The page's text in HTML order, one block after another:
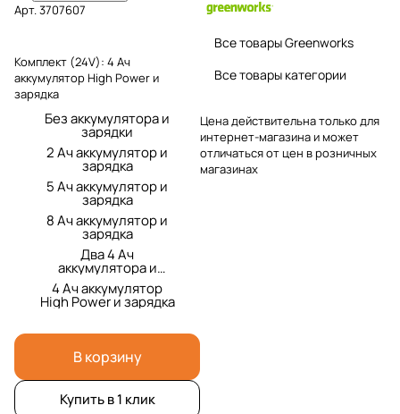
Арт.3707607
Комплект (24V): 4 Ач
аккумулятор High Power и
зарядка
Без аккумулятора и
зарядки
2 Ач аккумулятор и
зарядка
5 Ач аккумулятор и
зарядка
8 Ач аккумулятор и
зарядка
Два 4 Ач
аккумулятора и
зарядка
4 Ач аккумулятор
High Power и зарядка
В корзину
Купить в 1 клик
Все товары Greenworks
Все товары категории
Цена действительна только для
интернет-магазина и может
отличаться от цен в розничных
магазинах